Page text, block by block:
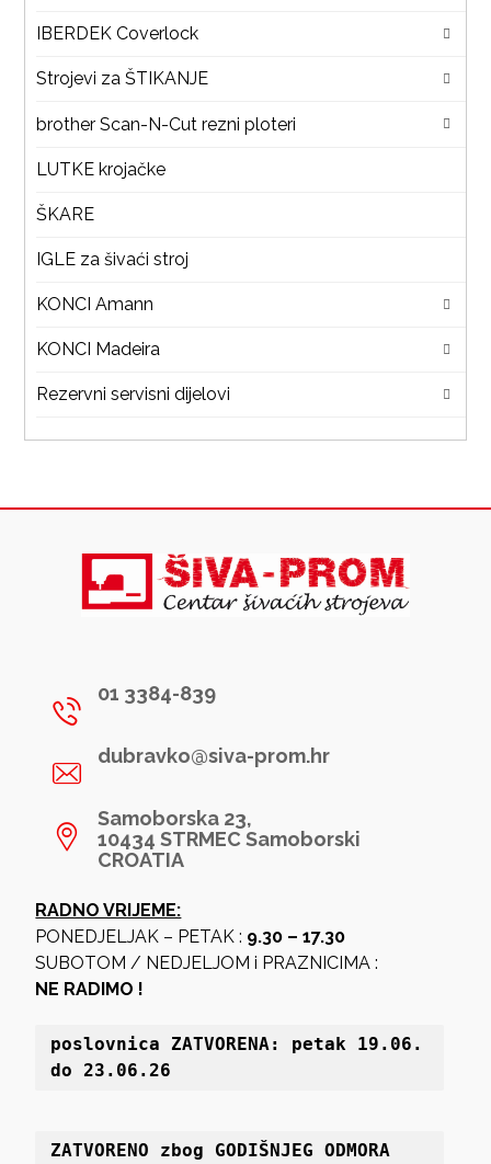
IBERDEK Coverlock
Strojevi za ŠTIKANJE
brother Scan-N-Cut rezni ploteri
LUTKE krojačke
ŠKARE
IGLE za šivaći stroj
KONCI Amann
KONCI Madeira
Rezervni servisni dijelovi
01 3384-839
dubravko@siva-prom.hr
Samoborska 23,
10434 STRMEC Samoborski
CROATIA
RADNO VRIJEME:
PONEDJELJAK – PETAK : 9.30 – 17.30
SUBOTOM / NEDJELJOM i PRAZNICIMA :
NE RADIMO !
poslovnica ZATVORENA: petak 19 .06.
do 23.06.26
ZATVORENO zbog GODIŠNJEG ODMORA